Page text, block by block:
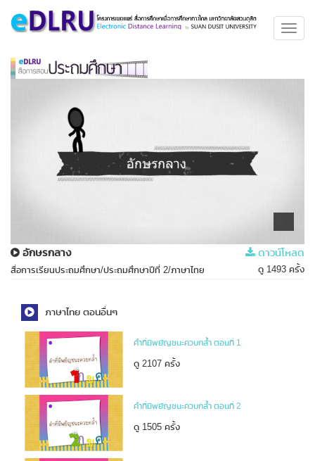
อักษรกลาง ดาวน์โหลด
สื่อการเรียนประถมศึกษา/ประถมศึกษาปีที่ 2/ภาษาไทย ดู 1493 ครั้ง
ภาษาไทย ตอนอื่นๆ
คำที่มีพยัญชนะควบกล้ำ ตอนที่ 1
ดู 2107 ครั้ง
คำที่มีพยัญชนะควบกล้ำ ตอนที่ 2
ดู 1505 ครั้ง